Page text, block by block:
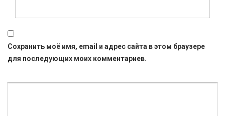
Сохранить моё имя, email и адрес сайта в этом браузере
для последующих моих комментариев.